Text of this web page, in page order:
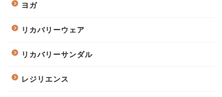
ヨガ
リカバリーウェア
リカバリーサンダル
レジリエンス